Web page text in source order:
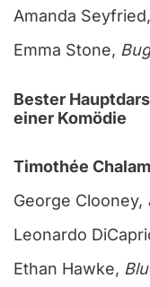
Amanda Seyfried,
Emma Stone,
Bester
einer Komödie
Timothée
George Clooney,
Leonardo
Ethan Hawke,